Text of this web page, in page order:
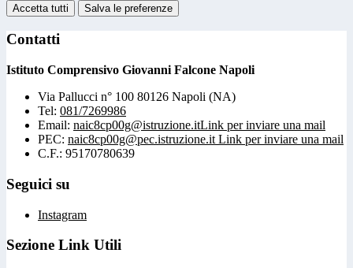
Accetta tutti Salva le preferenze
Contatti
Istituto Comprensivo Giovanni Falcone Napoli
Via Pallucci n° 100 80126 Napoli (NA)
Tel: 081/7269986
Email: naic8cp00g@istruzione.itLink per inviare una mail
PEC: naic8cp00g@pec.istruzione.it Link per inviare una mail
C.F.: 95170780639
Seguici su
Instagram
Sezione Link Utili